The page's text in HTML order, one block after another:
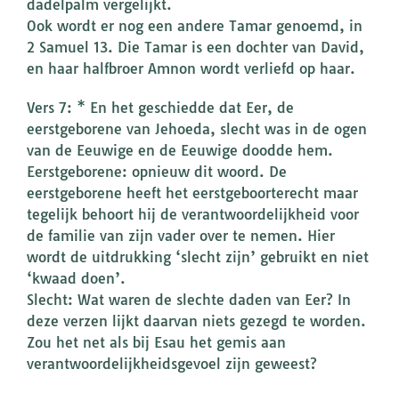
dadelpalm vergelijkt.
Ook wordt er nog een andere Tamar genoemd, in
2 Samuel 13. Die Tamar is een dochter van David,
en haar halfbroer Amnon wordt verliefd op haar.
Vers 7: * En het geschiedde dat Eer, de
eerstgeborene van Jehoeda, slecht was in de ogen
van de Eeuwige en de Eeuwige doodde hem.
Eerstgeborene: opnieuw dit woord. De
eerstgeborene heeft het eerstgeboorterecht maar
tegelijk behoort hij de verantwoordelijkheid voor
de familie van zijn vader over te nemen. Hier
wordt de uitdrukking ‘slecht zijn’ gebruikt en niet
‘kwaad doen’.
Slecht: Wat waren de slechte daden van Eer? In
deze verzen lijkt daarvan niets gezegd te worden.
Zou het net als bij Esau het gemis aan
verantwoordelijkheidsgevoel zijn geweest?